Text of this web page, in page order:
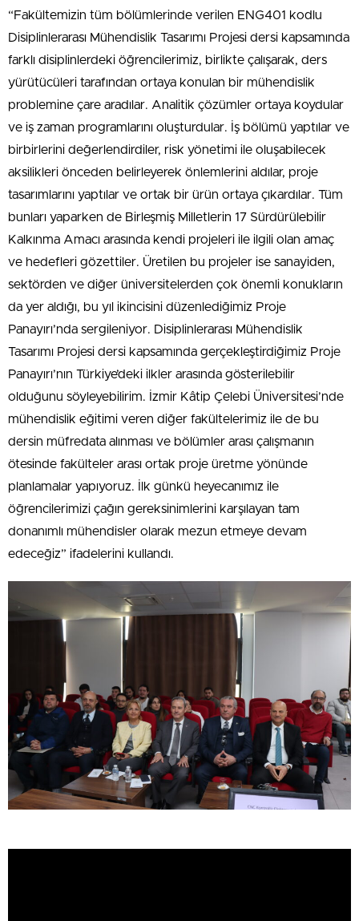
“Fakültemizin tüm bölümlerinde verilen ENG401 kodlu
Disiplinlerarası Mühendislik Tasarımı Projesi dersi kapsamında
farklı disiplinlerdeki öğrencilerimiz, birlikte çalışarak, ders
yürütücüleri tarafından ortaya konulan bir mühendislik
problemine çare aradılar. Analitik çözümler ortaya koydular
ve iş zaman programlarını oluşturdular. İş bölümü yaptılar ve
birbirlerini değerlendirdiler, risk yönetimi ile oluşabilecek
aksilikleri önceden belirleyerek önlemlerini aldılar, proje
tasarımlarını yaptılar ve ortak bir ürün ortaya çıkardılar. Tüm
bunları yaparken de Birleşmiş Milletlerin 17 Sürdürülebilir
Kalkınma Amacı arasında kendi projeleri ile ilgili olan amaç
ve hedefleri gözettiler. Üretilen bu projeler ise sanayiden,
sektörden ve diğer üniversitelerden çok önemli konukların
da yer aldığı, bu yıl ikincisini düzenlediğimiz Proje
Panayırı’nda sergileniyor. Disiplinlerarası Mühendislik
Tasarımı Projesi dersi kapsamında gerçekleştirdiğimiz Proje
Panayırı’nın Türkiye’deki ilkler arasında gösterilebilir
olduğunu söyleyebilirim. İzmir Kâtip Çelebi Üniversitesi’nde
mühendislik eğitimi veren diğer fakültelerimiz ile de bu
dersin müfredata alınması ve bölümler arası çalışmanın
ötesinde fakülteler arası ortak proje üretme yönünde
planlamalar yapıyoruz. İlk günkü heyecanımız ile
öğrencilerimizi çağın gereksinimlerini karşılayan tam
donanımlı mühendisler olarak mezun etmeye devam
edeceğiz” ifadelerini kullandı.